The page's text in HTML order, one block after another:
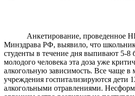
Анкетирование, проведенное
Минздрава РФ, выявило, что
студенты в течение дня выпивают 5-8
молодого человека эта доза уже
алкогольную зависимость. Все чаще в
учреждения госпитализируются дети
алкогольными отравлениями.